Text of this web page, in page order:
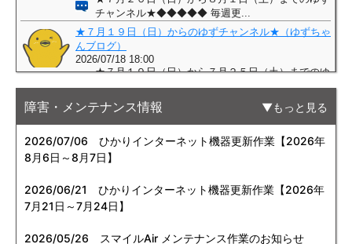
障害・メンテナンス情報 もっと見る
2026/07/06 ひかりインターネット機器更新作業【2026年
8月6日～8月7日】
2026/06/21
ひかりインターネット機器更新作業【2026年
7月21日～7月24日】
2026/05/26 スマイルAir メンテナンス作業のお知らせ